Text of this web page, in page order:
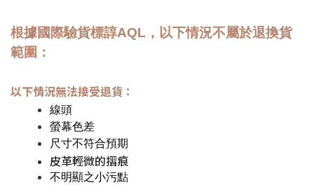
根據國際驗貨標諄AQL，以下情況不屬於退換貨
範圍：
以下情況無法接受退貨：
線頭
螢幕色差
尺寸不符合預期
皮革輕微的摺痕
不明顯之小污點